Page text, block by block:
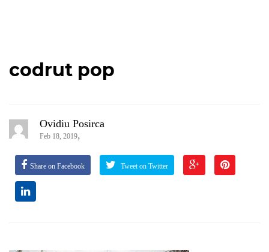
codrut pop
Ovidiu Posirca
Feb 18, 2019,
Share on Facebook Tweet on Twitter